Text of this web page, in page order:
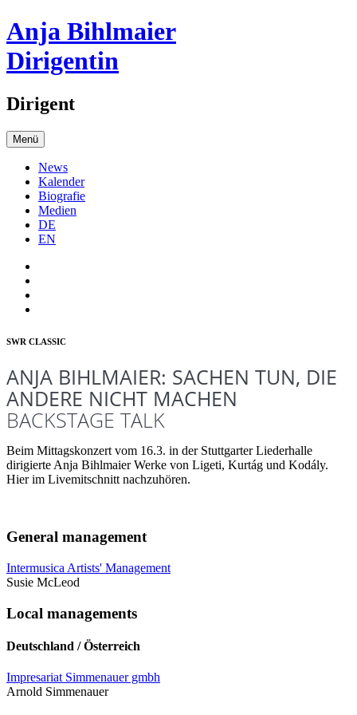
Anja Bihlmaier
Dirigentin
Dirigent
Menü
News
Kalender
Biografie
Medien
DE
EN
SWR CLASSIC
ANJA BIHLMAIER: SACHEN TUN, DIE
ANDERE NICHT MACHEN
BACKSTAGE TALK
Beim Mittagskonzert vom 16.3. in der Stuttgarter Liederhalle
dirigierte Anja Bihlmaier Werke von Ligeti, Kurtág und Kodály.
Hier im Livemitschnitt nachzuhören.
General management
Intermusica Artists' Management
Susie McLeod
Local managements
Deutschland / Österreich
Impresariat Simmenauer gmbh
Arnold Simmenauer